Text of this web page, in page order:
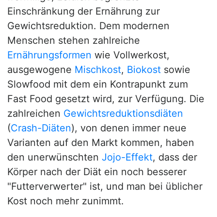
Einschränkung der Ernährung zur
Gewichtsreduktion. Dem modernen
Menschen stehen zahlreiche
Ernährungsformen wie Vollwerkost,
ausgewogene Mischkost, Biokost sowie
Slowfood mit dem ein Kontrapunkt zum
Fast Food gesetzt wird, zur Verfügung. Die
zahlreichen Gewichtsreduktionsdiäten
(Crash-Diäten), von denen immer neue
Varianten auf den Markt kommen, haben
den unerwünschten Jojo-Effekt, dass der
Körper nach der Diät ein noch besserer
"Futterverwerter" ist, und man bei üblicher
Kost noch mehr zunimmt.